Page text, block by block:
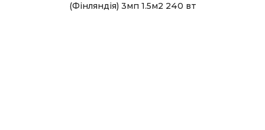
(Фінляндія) 3мп 1.5м2 240 вт